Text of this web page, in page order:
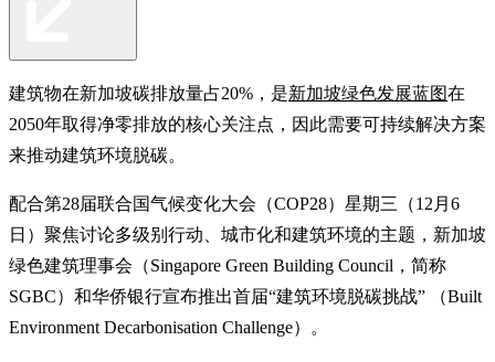
建筑物在新加坡碳排放量占20%，是新加坡绿色发展蓝图在
2050年取得净零排放的核心关注点，因此需要可持续解决方案
来推动建筑环境脱碳。
配合第28届联合国气候变化大会（COP28）星期三（12月6
日）聚焦讨论多级别行动、城市化和建筑环境的主题，新加坡
绿色建筑理事会（Singapore Green Building Council，简称
SGBC）和华侨银行宣布推出首届“建筑环境脱碳挑战” （Built
Environment Decarbonisation Challenge）。